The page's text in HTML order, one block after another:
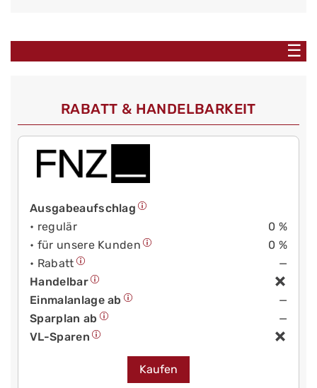
☰
RABATT & HANDELBARKEIT
Ausgabeaufschlag
• regulär
0 %
• für unsere Kunden
0 %
• Rabatt
—
Handelbar
Einmalanlage ab
—
Sparplan ab
—
VL-Sparen
Kaufen